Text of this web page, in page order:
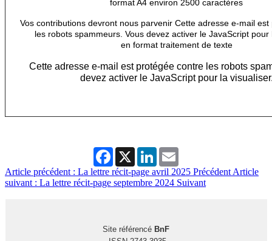
format A4 environ 2500 caractères
Vos contributions devront nous parvenir Cette adresse e-mail
les robots spammeurs. Vous devez activer le JavaScript pour
en format traitement de texte
Cette adresse e-mail est protégée contre les robots
devez activer le JavaScript pour la
Facebook
X LinkedIn
Article précédent : La lettre récit-page avril 2025 Précédent Article
suivant : La lettre récit-page septembre 2024 Suivant
Site référencé BnF